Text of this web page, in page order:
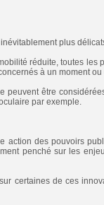
plus
réduite, toutes
à un moment
être
par exemple.
action des pouvoirs
penché sur les
certaines de ces